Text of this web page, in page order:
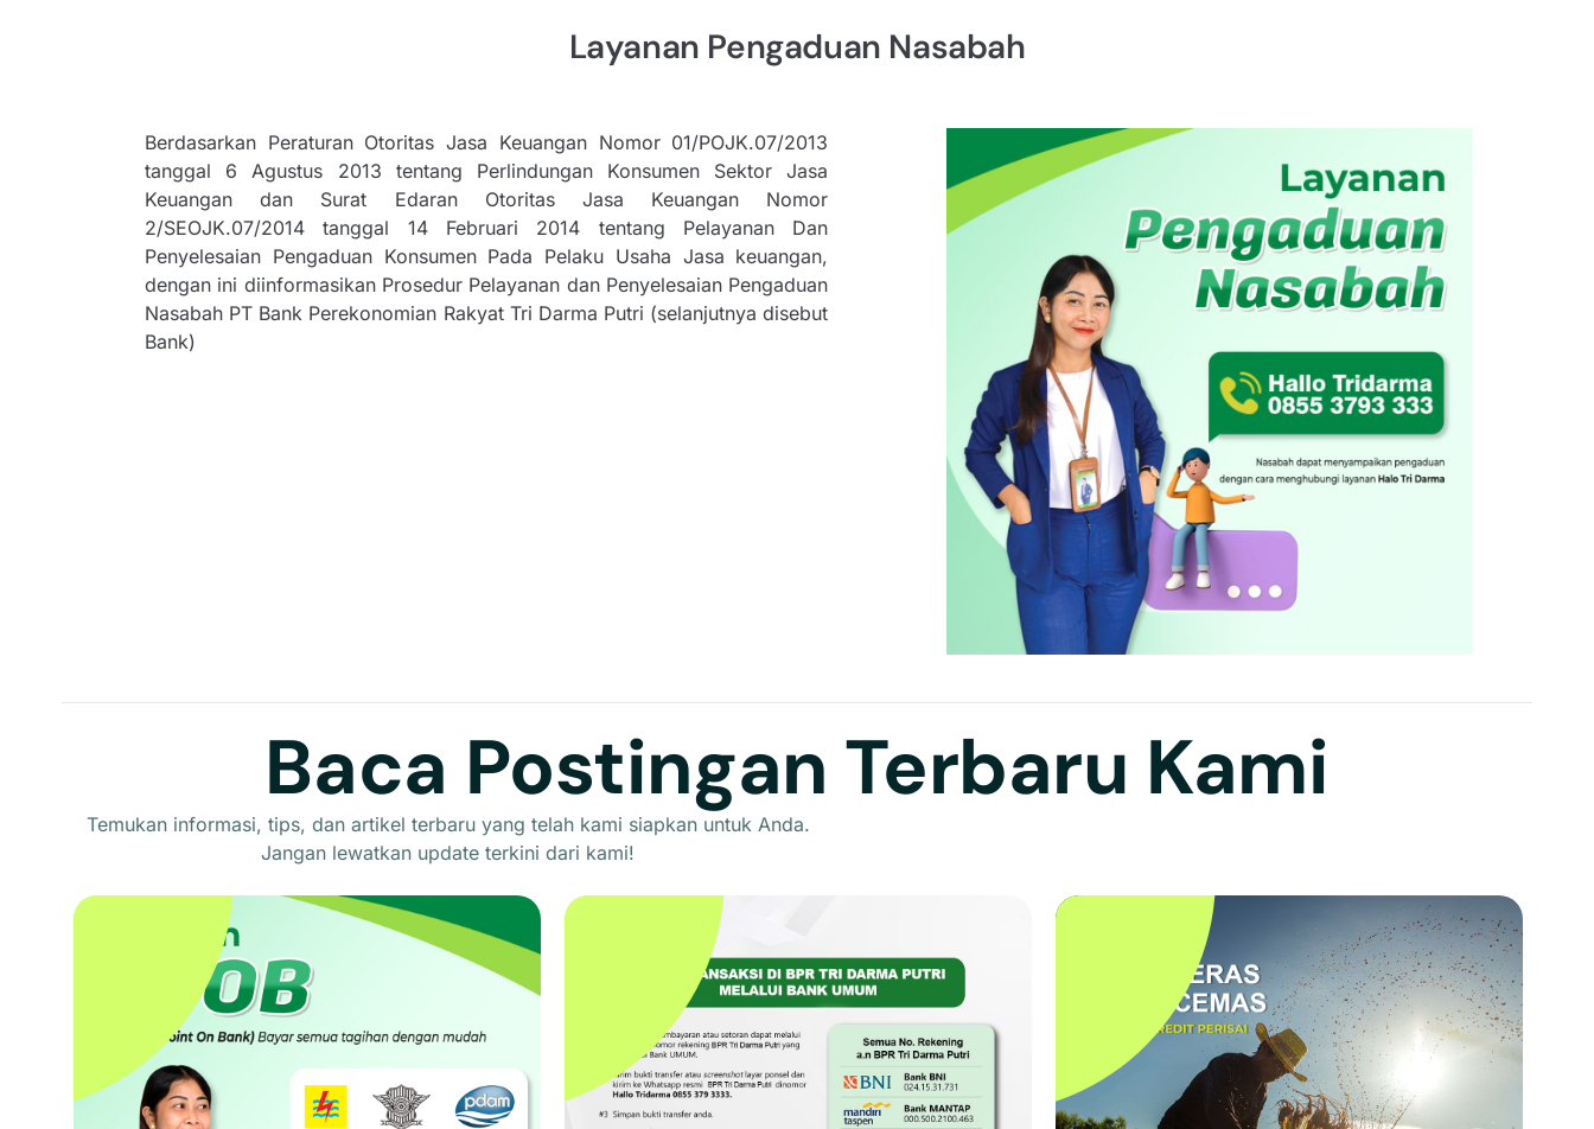
Layanan Pengaduan Nasabah
Berdasarkan Peraturan Otoritas Jasa Keuangan Nomor 01/POJK.07/2013
tanggal 6 Agustus 2013 tentang Perlindungan Konsumen Sektor Jasa
Keuangan dan Surat Edaran Otoritas Jasa Keuangan Nomor
2/SEOJK.07/2014 tanggal 14 Februari 2014 tentang Pelayanan Dan
Penyelesaian Pengaduan Konsumen Pada Pelaku Usaha Jasa keuangan,
dengan ini diinformasikan Prosedur Pelayanan dan Penyelesaian Pengaduan
Nasabah PT Bank Perekonomian Rakyat Tri Darma Putri (selanjutnya disebut
Bank)
Baca Postingan Terbaru Kami
Temukan informasi, tips, dan artikel terbaru yang telah kami siapkan untuk Anda.
Jangan lewatkan update terkini dari kami!
Transfer Melalui Rekening Bank